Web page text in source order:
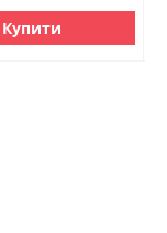
Купити